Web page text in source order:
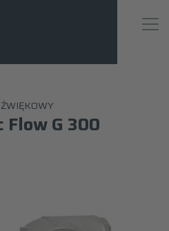
G 300